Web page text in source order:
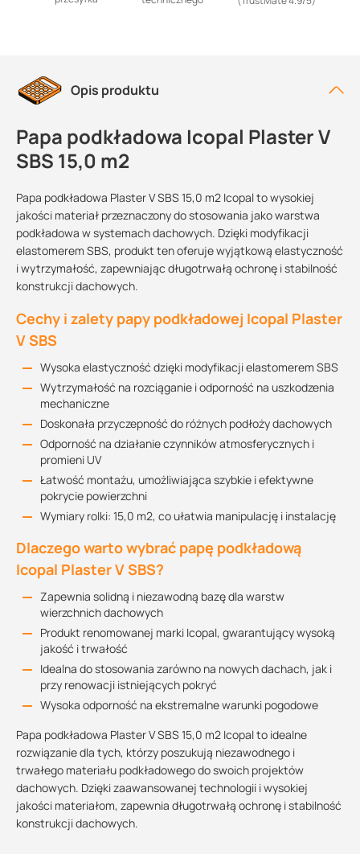
Opis produktu
Papa podkładowa Icopal Plaster V
SBS 15,0 m2
Papa podkładowa Plaster V SBS 15,0 m2 Icopal to wysokiej
jakości materiał przeznaczony do stosowania jako warstwa
podkładowa w systemach dachowych. Dzięki modyfikacji
elastomerem SBS, produkt ten oferuje wyjątkową elastyczność
i wytrzymałość, zapewniając długotrwałą ochronę i stabilność
konstrukcji dachowych.
Cechy i zalety papy podkładowej Icopal Plaster
V SBS
Wysoka elastyczność dzięki modyfikacji elastomerem SBS
Wytrzymałość na rozciąganie i odporność na uszkodzenia
mechaniczne
Doskonała przyczepność do różnych podłoży dachowych
Odporność na działanie czynników atmosferycznych i
promieni UV
Łatwość montażu, umożliwiająca szybkie i efektywne
pokrycie powierzchni
Wymiary rolki: 15,0 m2, co ułatwia manipulację i instalację
Dlaczego warto wybrać papę podkładową
Icopal Plaster V SBS?
Zapewnia solidną i niezawodną bazę dla warstw
wierzchnich dachowych
Produkt renomowanej marki Icopal, gwarantujący wysoką
jakość i trwałość
Idealna do stosowania zarówno na nowych dachach, jak i
przy renowacji istniejących pokryć
Wysoka odporność na ekstremalne warunki pogodowe
Papa podkładowa Plaster V SBS 15,0 m2 Icopal to idealne
rozwiązanie dla tych, którzy poszukują niezawodnego i
trwałego materiału podkładowego do swoich projektów
dachowych. Dzięki zaawansowanej technologii i wysokiej
jakości materiałom, zapewnia długotrwałą ochronę i stabilność
konstrukcji dachowych.